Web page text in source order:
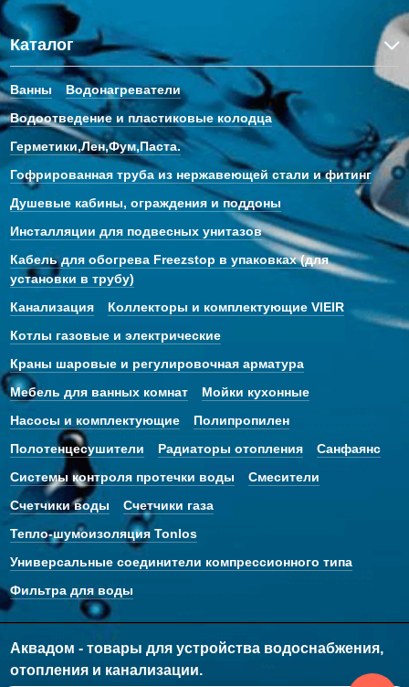
Каталог
Ванны
Водонагреватели
Водоотведение и пластиковые колодца
Герметики,Лен,Фум,Паста.
Гофрированная труба из нержавеющей стали и фитинг
Душевые кабины, ограждения и поддоны
Инсталляции для подвесных унитазов
Кабель для обогрева Freezstop в упаковках (для
установки в трубу)
Канализация
Коллекторы и комплектующие VIEIR
Котлы газовые и электрические
Краны шаровые и регулировочная арматура
Мебель для ванных комнат
Мойки кухонные
Насосы и комплектующие
Полипропилен
Полотенцесушители
Радиаторы отопления
Санфаянс
Системы контроля протечки воды
Смесители
Счетчики воды
Счетчики газа
Тепло-шумоизоляция Tonlos
Универсальные соединители компрессионного типа
Фильтра для воды
Аквадом - товары для устройства водоснабжения,
отопления и канализации.